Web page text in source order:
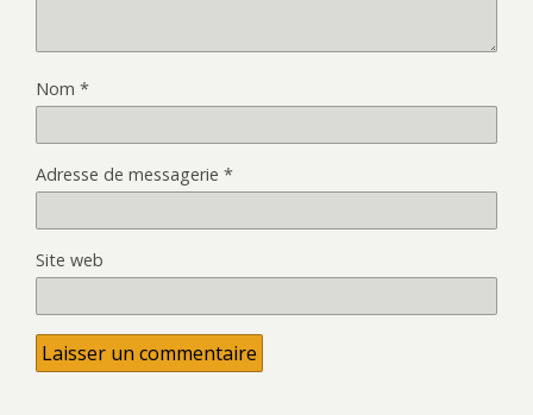
Nom *
Adresse de messagerie *
Site web